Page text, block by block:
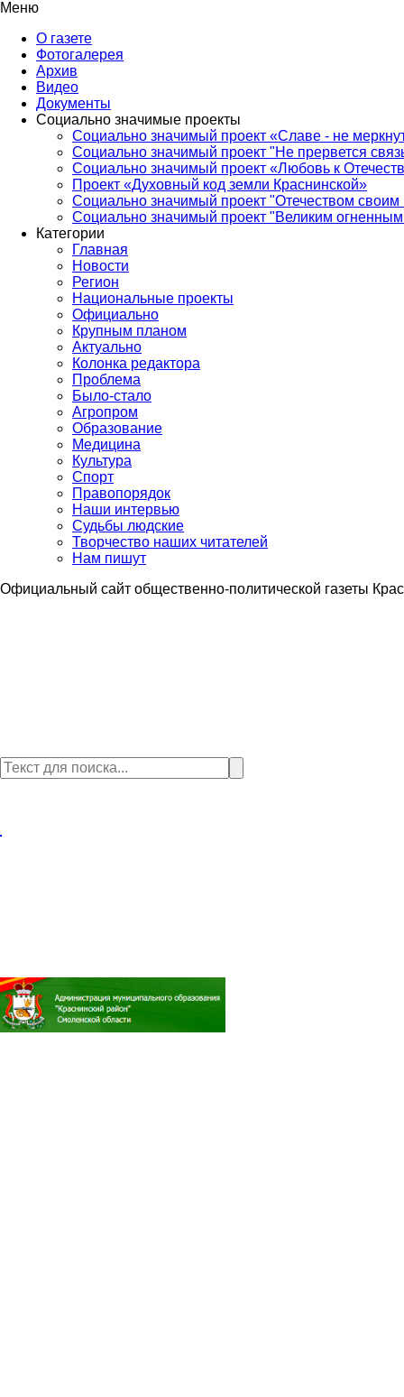
Меню
О газете
Фотогалерея
Архив
Видео
Документы
Социально значимые проекты
Социально значимый проект «Славе - не
Социально значимый проект "Не прервется
Социально значимый проект «Любовь к
Проект «Духовный код земли Краснинской»
Социально значимый проект "Отечеством своим
Социально значимый проект "Великим
Категории
Главная
Новости
Регион
Национальные проекты
Официально
Крупным планом
Актуально
Колонка редактора
Проблема
Было-стало
Агропром
Образование
Медицина
Культура
Спорт
Правопорядок
Наши интервью
Судьбы людские
Творчество наших читателей
Нам пишут
Официальный сайт общественно-политической газеты